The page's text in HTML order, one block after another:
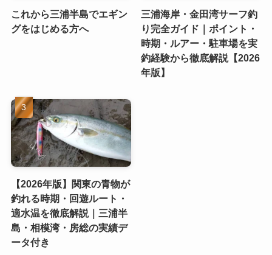
これから三浦半島でエギン
グをはじめる方へ
三浦海岸・金田湾サーフ釣
り完全ガイド｜ポイント・
時期・ルアー・駐車場を実
釣経験から徹底解説【2026
年版】
【2026年版】関東の青物が
釣れる時期・回遊ルート・
適水温を徹底解説｜三浦半
島・相模湾・房総の実績デ
ータ付き